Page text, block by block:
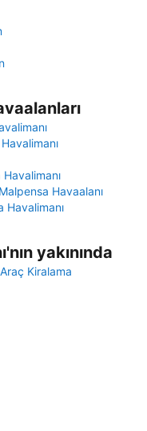
Havaalanı
Havalimanı
yakınında
Kiralama